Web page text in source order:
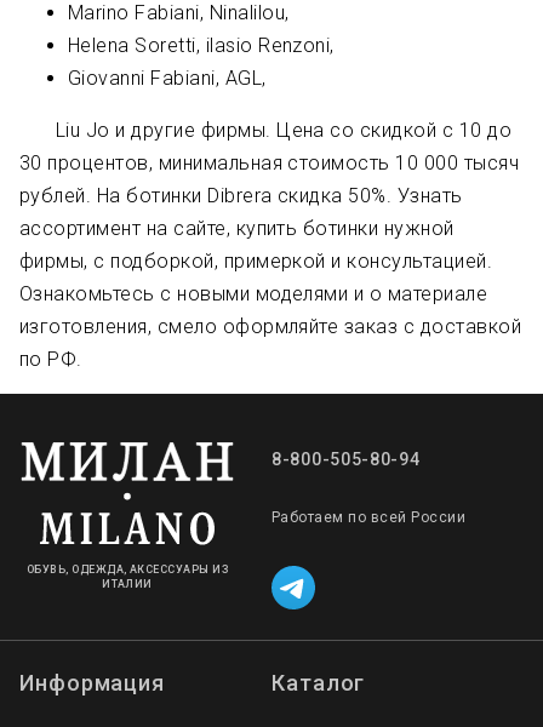
Marino Fabiani, Ninalilou,
Helena Soretti, ilasio Renzoni,
Giovanni Fabiani, AGL,
Liu Jo и другие фирмы. Цена со скидкой с 10 до
30 процентов, минимальная стоимость 10 000 тысяч
рублей. На ботинки Dibrera скидка 50%. Узнать
ассортимент на сайте, купить ботинки нужной
фирмы, с подборкой, примеркой и консультацией.
Ознакомьтесь с новыми моделями и о материале
изготовления, смело оформляйте заказ с доставкой
по РФ.
ОБУВЬ, ОДЕЖДА, АКСЕССУАРЫ ИЗ
ИТАЛИИ
8-800-505-80-94
Работаем по всей России
Информация Каталог